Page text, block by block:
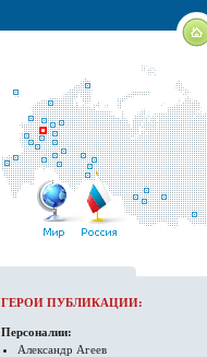
ГЕРОИ ПУБЛИКАЦИИ:
Персоналии:
Александр Агеев